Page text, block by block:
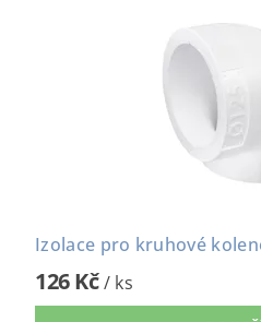
Izolace pro kruhové
126 Kč/ ks